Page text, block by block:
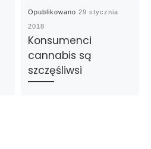
Opublikowano29 stycznia
2018
Konsumenci
cannabis są
szczęśliwsi